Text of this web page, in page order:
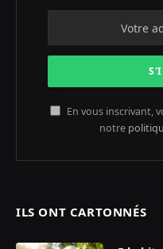
En vous inscrivant,
notre
ILS ONT CARTONNÉS